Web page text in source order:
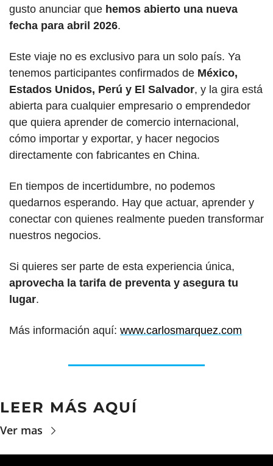
gusto anunciar que hemos abierto una nueva
fecha para abril 2026.
Este viaje no es exclusivo para un solo país. Ya
tenemos participantes confirmados de México,
Estados Unidos, Perú y El Salvador, y la gira está
abierta para cualquier empresario o emprendedor
que quiera aprender de comercio internacional,
cómo importar y exportar, y hacer negocios
directamente con fabricantes en China.
En tiempos de incertidumbre, no podemos
quedarnos esperando. Hay que actuar, aprender y
conectar con quienes realmente pueden transformar
nuestros negocios.
aprovecha la tarifa de preventa y asegura tu
lugar.
Más información aquí: www.carlosmarquez.com
LEER MÁS AQUÍ
Ver mas